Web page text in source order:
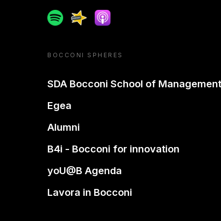
SpotifySpreakerApple podcast
BOCCONI SPHERES
SDA Bocconi School of Management
Egea
Alumni
B4i - Bocconi for innovation
yoU@B Agenda
Lavora in Bocconi